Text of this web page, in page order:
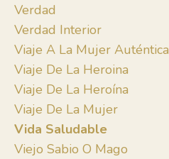
Verdad
Verdad Interior
Viaje A La Mujer Auténtica
Viaje De La Heroina
Viaje De La Heroína
Viaje De La Mujer
Vida Saludable
Viejo Sabio O Mago